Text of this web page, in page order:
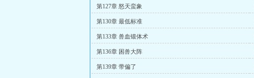
第127章 怒天蛮象
第130章 最低标准
第133章 兽血锻体术
第136章 困兽大阵
第139章 带偏了